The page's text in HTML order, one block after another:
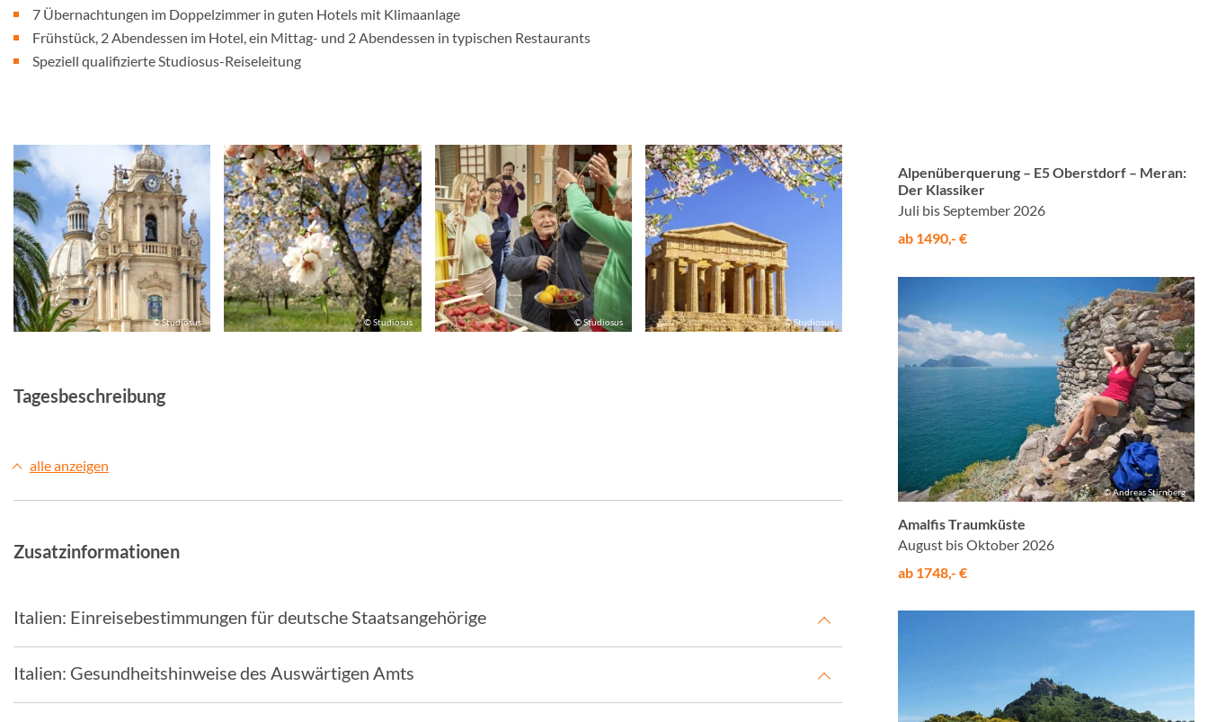
7 Übernachtungen im Doppelzimmer in guten Hotels mit Klimaanlage
Frühstück, 2 Abendessen im Hotel, ein Mittag- und 2 Abendessen in typischen Restaurants
Speziell qualifizierte Studiosus-Reiseleitung
© Studiosus © Studiosus © Studiosus © Studiosus
Tagesbeschreibung
alle anzeigen
Zusatzinformationen
Italien: Einreisebestimmungen für deutsche Staatsangehörige
Italien: Gesundheitshinweise des Auswärtigen Amts
Alpenüberquerung – E5 Oberstdorf – Meran:
Der Klassiker
Juli bis September 2026
ab 1490,- €
© Andreas Stirnberg
Amalfis Traumküste
August bis Oktober 2026
ab 1748,- €